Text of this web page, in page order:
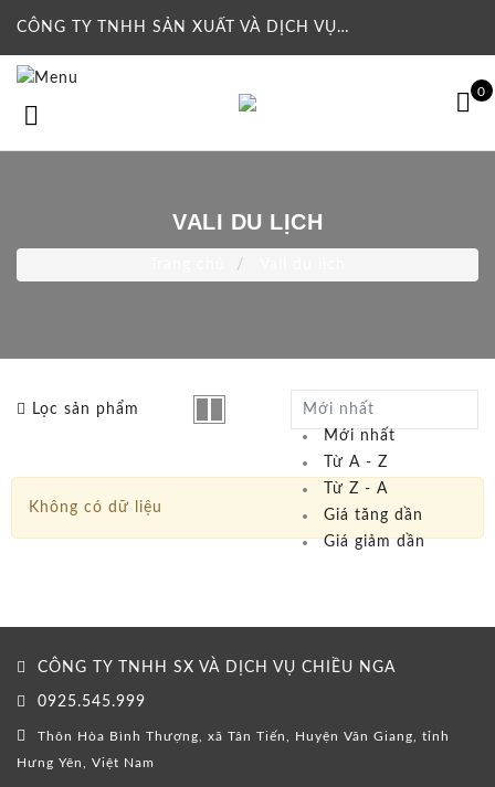
CÔNG TY TNHH SẢN XUẤT VÀ DỊCH VỤ THƯƠNG MẠI CHIỀU NGA
0
VALI DU LỊCH
Lọc sản phẩm
Mới nhất
Mới nhất
Từ A - Z
Từ Z - A
Giá tăng dần
Giá giảm dần
Không có dữ liệu
CÔNG TY TNHH SX VÀ DỊCH VỤ CHIỀU NGA
0925.545.999
Thôn Hòa Bình Thượng, xã Tân Tiến, Huyện Văn Giang, tỉnh
Hưng Yên, Việt Nam